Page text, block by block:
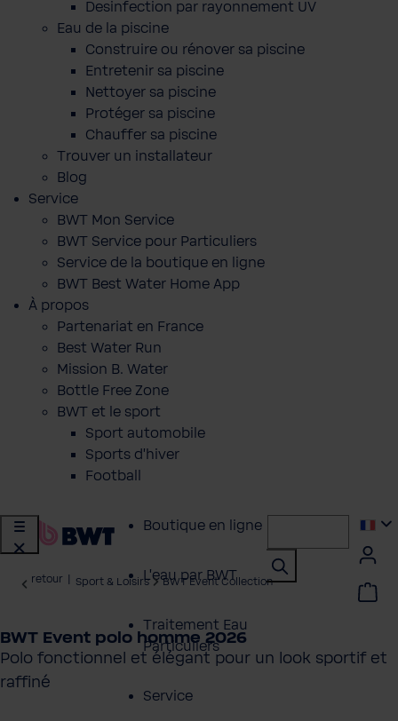
Desinfection par rayonnement UV
Eau de la piscine
Construire ou rénover sa piscine
Entretenir sa piscine
Nettoyer sa piscine
Protéger sa piscine
Chauffer sa piscine
Trouver un installateur
Blog
Service
BWT Mon Service
BWT Service pour Particuliers
Service de la boutique en ligne
BWT Best Water Home App
À propos
Partenariat en France
Best Water Run
Mission B. Water
Bottle Free Zone
BWT et le sport
Sport automobile
Sports d'hiver
Football
Boutique en ligne
L'eau par BWT
Traitement Eau
Particuliers
Service
retour Sport & Loisirs BWT Event Collection
BWT Event polo homme 2026
Polo fonctionnel et élégant pour un look sportif et
raffiné